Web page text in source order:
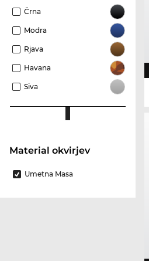
Črna
Modra
Rjava
Havana
Siva
Material okvirjev
Umetna Masa